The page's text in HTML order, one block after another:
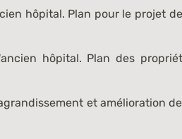
hôpital. Plan pour le projet
hôpital. Plan des
et amélioration